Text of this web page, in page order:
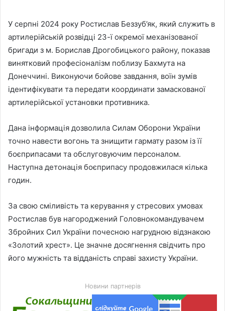
У серпні 2024 року Ростислав Беззуб’як, який служить в
артилерійській розвідці 23-ї окремої механізованої
бригади з м. Борислав Дрогобицького району, показав
винятковий професіоналізм поблизу Бахмута на
Донеччині. Виконуючи бойове завдання, воїн зумів
ідентифікувати та передати координати замаскованої
артилерійської установки противника.
Дана інформація дозволила Силам Оборони України
точно навести вогонь та знищити гармату разом із її
боєприпасами та обслуговуючим персоналом.
Наступна детонація боєприпасу продовжилася кілька
годин.
За свою сміливість та керування у стресових умовах
Ростислав був нагороджений Головнокомандувачем
Збройних Сил України почесною нагрудною вiдзнакою
«Золотий хрест». Це значне досягнення свiдчить про
його мужнiсть та вiдданiсть справi захисту України.
Новини партнерів